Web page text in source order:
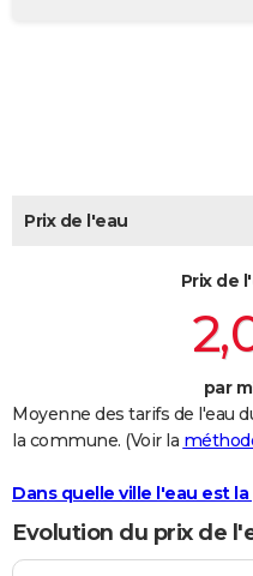
Carte de Noël
Carte Bonne année
Carte Saint-Valentin
Carte Pâques
Carte d'anniversaire
DICTIONNAIRE
FORUM
Prix de l'eau
Prix de
par
Moyenne des tarifs de l'eau
la commune. (Voir la
Dans quelle ville l'eau est
Evolution du prix de